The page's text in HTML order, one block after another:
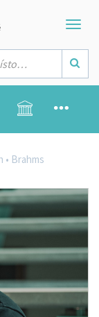
• Brahms